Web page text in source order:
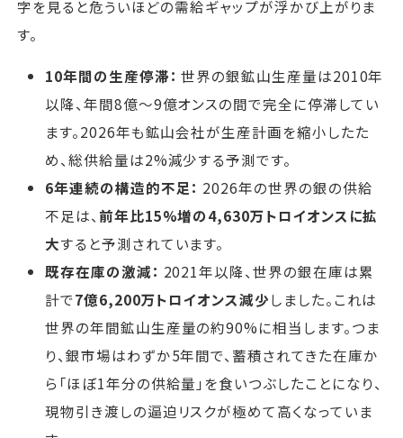
字を見ると危ういほどの需給ギャップが浮かび上がりま
す。
10年間の生産停滞： 世界の銀鉱山生産量は2010年
以降、年間8億〜9億オンスの間で完全に停滞してい
ます。2026年も鉱山会社が生産計画を縮小したた
め、総供給量は2%減少する予測です。
6年連続の構造的不足： 2026年の世界の銀の供給
不足は、 前年比15%増の4,630万トロイオンスに拡
大すると予測されています。
既存在庫の激減： 2021年以降、世界の銀在庫は累
計で7億6,200万トロイオンス減少しました。これは
世界の年間鉱山生産量の約90%に相当します。つま
り、銀市場はわずか5年間で、蓄積されてきた在庫か
ら「ほぼ1年分の供給量」を食いつぶしたことになり、
現物引き渡しの逼迫リスクが極めて高くなっていま